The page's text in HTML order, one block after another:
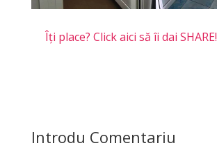
Îți place? Click aici să îi dai SHARE!
Introdu Comentariu